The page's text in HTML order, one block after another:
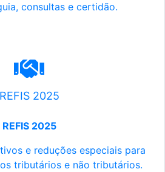
consultas e certidão.
REFIS 2025
REFIS 2025
e reduções especiais para
tributários e não tributários.